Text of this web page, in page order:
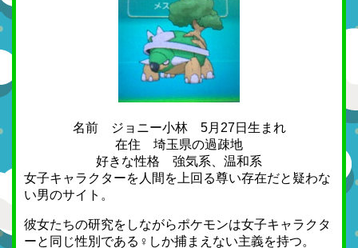
名前 ジョニー小林 5月27日生まれ
在住 埼玉県の過疎地
好きな性格 強気系、温和系
女子キャラクターを人間を上回る尊い存在だと疑わな
い男のサイト。
彼女たちの研究をしながらポケモンは女子キャラクタ
ーと同じ性別である♀しか捕まえない主義を持つ。